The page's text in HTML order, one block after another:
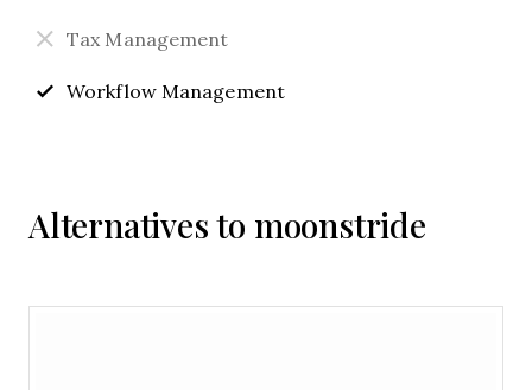
Tax Management
Workflow Management
Alternatives to moonstride